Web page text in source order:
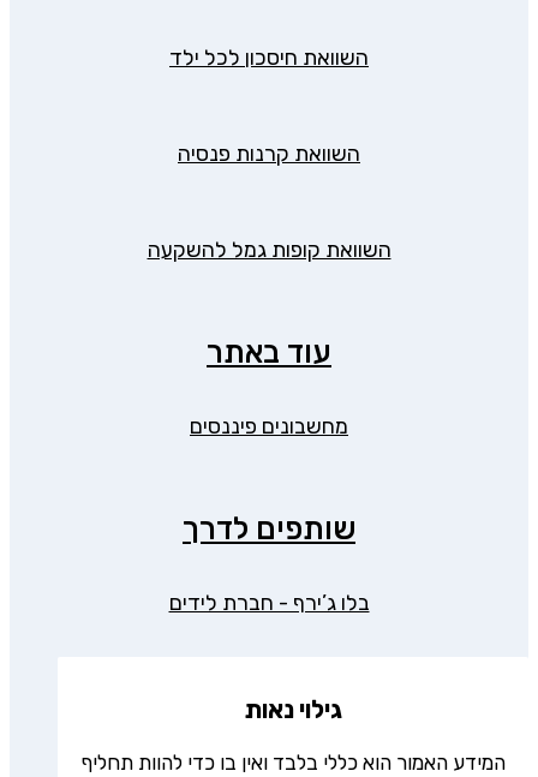
השוואת חיסכון לכל ילד
השוואת קרנות פנסיה
השוואת קופות גמל להשקעה
עוד באתר
מחשבונים פיננסים
שותפים לדרך
בלו ג’ירף - חברת לידים
גילוי נאות
המידע האמור הוא כללי בלבד ואין בו כדי להוות תחליף